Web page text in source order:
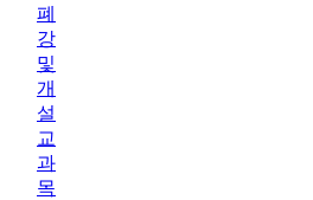
폐
강
및
개
설
교
과
목